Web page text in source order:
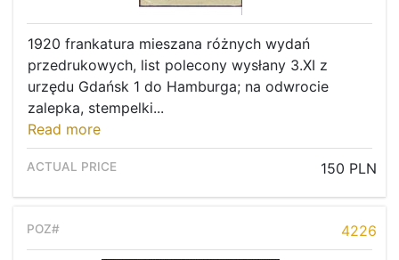
Home page
Current auction
Recent result
Archive
Contact
1920 frankatura mieszana różnych wydań
przedrukowych, list polecony wysłany 3.XI z
urzędu Gdańsk 1 do Hamburga; na odwrocie
zalepka, stempelki...
Read more
150 PLN
4226